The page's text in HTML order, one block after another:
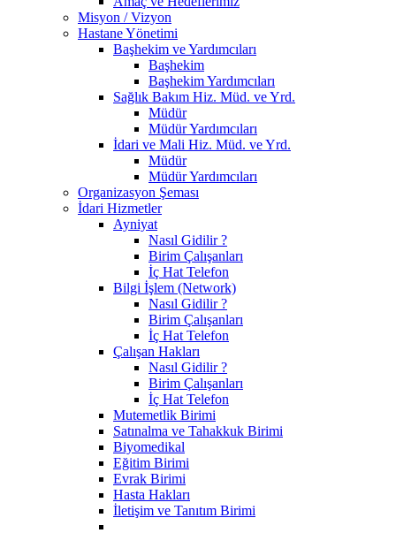
Misyon / Vizyon
Hastane Yönetimi
Başhekim ve Yardımcıları
Başhekim
Başhekim Yardımcıları
Sağlık Bakım Hiz. Müd. ve Yrd.
Müdür
Müdür Yardımcıları
İdari ve Mali Hiz. Müd. ve Yrd.
Müdür
Müdür Yardımcıları
Organizasyon Şeması
İdari Hizmetler
Ayniyat
Nasıl Gidilir ?
Birim Çalışanları
İç Hat Telefon
Bilgi İşlem (Network)
Nasıl Gidilir ?
Birim Çalışanları
İç Hat Telefon
Çalışan Hakları
Nasıl Gidilir ?
Birim Çalışanları
İç Hat Telefon
Mutemetlik Birimi
Satınalma ve Tahakkuk Birimi
Biyomedikal
Eğitim Birimi
Evrak Birimi
Hasta Hakları
İletişim ve Tanıtım Birimi